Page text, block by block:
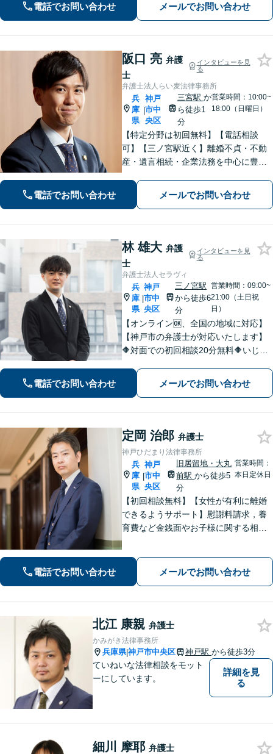
え、納得できる解決策を提案【元町駅4
電話でお問い合わせ メールでお問い合わせ
阪口 亮 弁護
士
インタビューを見
る
弁護士法人らい麦法律事務所
兵
庫
県
|
神戸
市中
央区
三宮駅 か
ら徒歩1
分
営業時間：10:00~
18:00（日曜日）
【特定分野は初回無料】【電話相談
可】【三ノ宮駅近く】離婚不貞・不動
産・遺言相続・企業法務を中心に豊富
ために」をモットーに、高い専門性を
もって最善の解決を実現します。お気
電話でお問い合わせ メールでお問い合わせ
林 雄大 弁護
士
インタビューを見
る
弁護士法人セラヴィ
兵
庫
県
|
神戸
市中
央区
三ノ宮駅
から徒歩6
分
営業時間：09:00~
21:00（土日祝
日）
【オンライン🆗、全国の地域に対応】
【神戸市の弁護士が対応いたします】
🔶対面での初回相談20分無料🔶いじめ
けでなく、依頼者が再び前を向けるよ
うな支援を心がけています。【三ノ宮
電話でお問い合わせ メールでお問い合わせ
定岡 治郎 弁護士
神戸ひだまり法律事務所
兵
庫
県
|
神戸
市中
央区
旧居留地・大丸
前駅から徒歩5
分
営業時間：
本日定休日
【初回相談無料】【女性が有利に離婚
できるようサポート】慰謝料請求，養
育費など金銭面やお子様に関する相談
持ちを大切にしながら交渉します。
【Web相談可】【平日夜間可】【神戸
電話でお問い合わせ メールでお問い合わせ
北江 康親 弁護士
かみがき法律事務所
兵庫県|神戸市中央区 神戸駅 から徒歩3分
ていねいな法律相談をモット
ーにしています。
詳細を見
る
細川 摩耶 弁護士